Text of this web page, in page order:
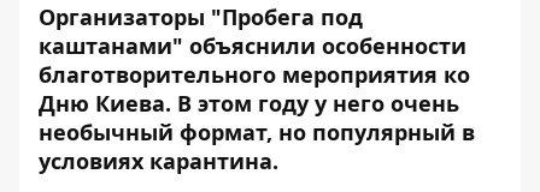
Организаторы "Пробега под
каштанами" объяснили особенности
благотворительного мероприятия ко
Дню Киева. В этом году у него очень
необычный формат, но популярный в
условиях карантина.